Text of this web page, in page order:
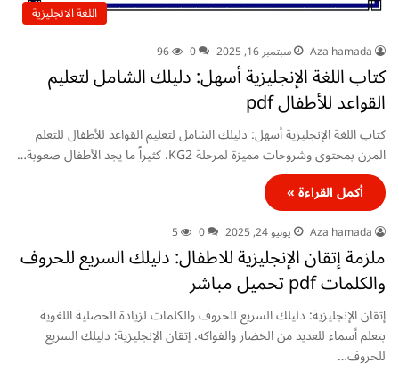
اللغة الانجليزية
Aza hamada سبتمبر 16, 2025 0
96
كتاب اللغة الإنجليزية أسهل: دليلك الشامل لتعليم
القواعد للأطفال pdf
كتاب اللغة الإنجليزية أسهل: دليلك الشامل لتعليم القواعد للأطفال للتعلم
المرن بمحتوى وشروحات مميزة لمرحلة KG2. كثيراً ما يجد الأطفال صعوبة…
أكمل القراءة »
Aza hamada يونيو 24, 2025 0
5
ملزمة إتقان الإنجليزية للاطفال: دليلك السريع للحروف
والكلمات pdf تحميل مباشر
إتقان الإنجليزية: دليلك السريع للحروف والكلمات لزيادة الحصلية اللغوية
بتعلم أسماء للعديد من الخضار والفواكه. إتقان الإنجليزية: دليلك السريع
للحروف…